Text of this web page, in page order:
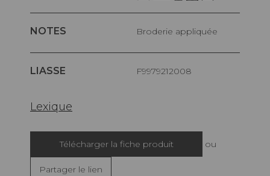
NOTES Broderie appliquée
LIASSE F9979212008
Lexique
Télécharger la fiche produit ou
Partager le lien